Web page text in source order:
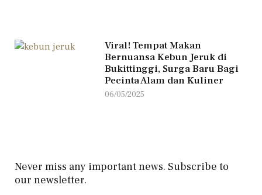
Viral! Tempat Makan
Bernuansa Kebun Jeruk di
Bukittinggi, Surga Baru Bagi
Pecinta Alam dan Kuliner
06/05/2025
Never miss any important news. Subscribe to
our newsletter.